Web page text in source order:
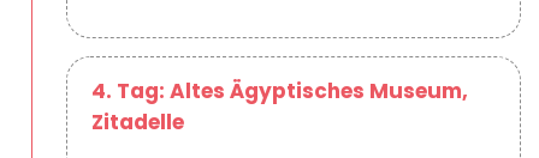
4. Tag: Altes Ägyptisches Museum,
Zitadelle